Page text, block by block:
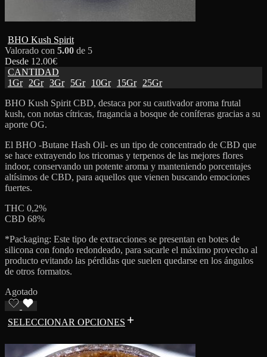
BHO Kush Spirit
Valorado con 5.00 de 5
Desde 12.00€
CANTIDAD
1Gr
2Gr 3Gr 5Gr 10Gr 15Gr
25Gr
BHO Kush Spirit CBD, destaca por su cautivador aroma frutal
kush, con notas cítricas, fragancia a bosque de coníferas gracias a su
aporte OG.
El BHO -Butane Hash Oil- es un tipo de concentrado de CBD que
se hace extrayendo los tricomas y terpenos de las mejores flores
indoor, conservando un potente aroma y manteniendo porcentajes
altísimos de CBD, para aquellos que vienen buscando emociones
fuertes.
THC 0,2%
CBD 68%
*Packaging: Este tipo de extracciones se presentan en botes de
silicona con fondo redondeado, para sacarle el máximo provecho al
producto evitando las pérdidas que suelen quedarse en los ángulos
de otros formatos.
Agotado
SELECCIONAR OPCIONES